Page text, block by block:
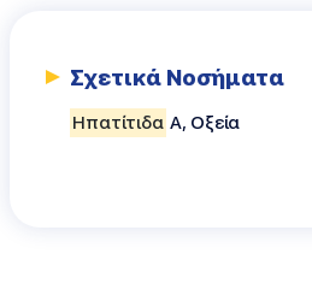
Σχετικά Νοσήματα
Ηπατίτιδα A, Οξεία